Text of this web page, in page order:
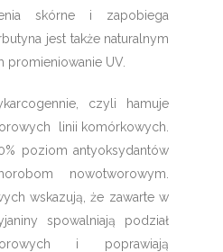
skórne i zapobiega
jest także naturalnym
UV.
czyli hamuje
linii komórkowych.
poziom antyoksydantów
nowotworowym.
wskazują, że zawarte w
spowalniają podział
i poprawiają